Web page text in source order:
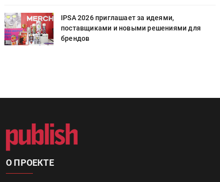
IPSA 2026 приглашает за идеями,
поставщиками и новыми решениями для
брендов
О ПРОЕКТЕ